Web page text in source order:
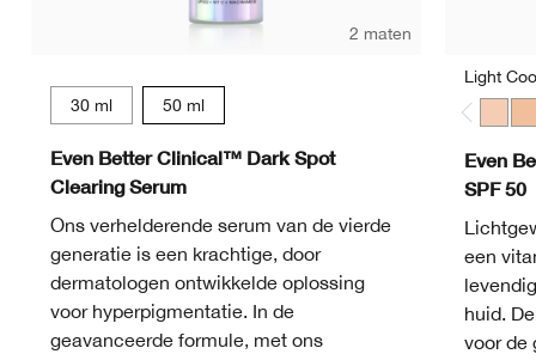
2 maten
30 ml 50 ml
Even Better Clinical™ Dark Spot
Clearing Serum
Ons verhelderende serum van de vierde
generatie is een krachtige, door
dermatologen ontwikkelde oplossing
voor hyperpigmentatie. In de
geavanceerde formule, met ons
Light
Even
SPF 50
een
huid.
voor de